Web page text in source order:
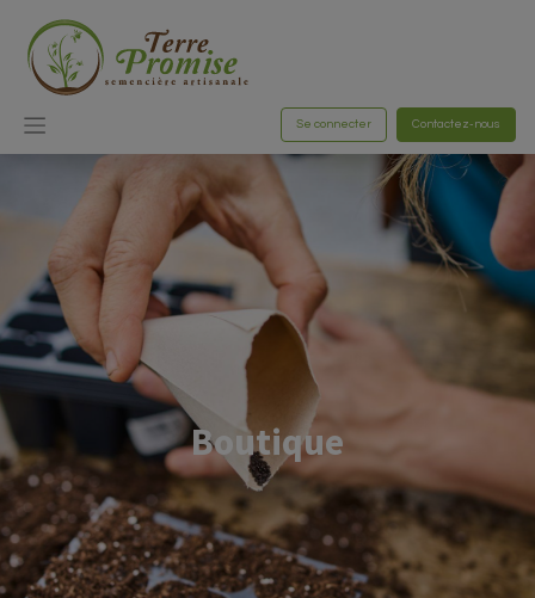
Se connecter Contactez-nous
Boutique